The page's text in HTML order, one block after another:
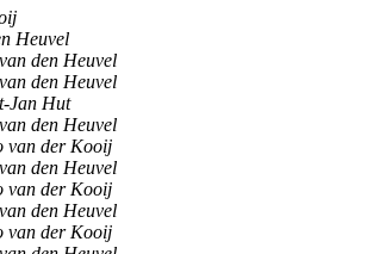
Heuvel
den Heuvel
den Heuvel
Jan Hut
den Heuvel
van der Kooij
den Heuvel
van der Kooij
den Heuvel
van der Kooij